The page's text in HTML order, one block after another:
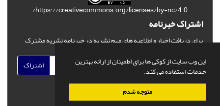
این وب سایت از کوکی ها برای اطمینان از ارائه بهترین
خدمات استفاده می کند.
متوجه شدم
https://creativecommons.org/licenses/by-nc/4.0/
اشتراک خبرنامه
برای دریافت اخبار و اطلاعیه های مهم نشریه در خبرنامه نشریه مشترک
اشتراک